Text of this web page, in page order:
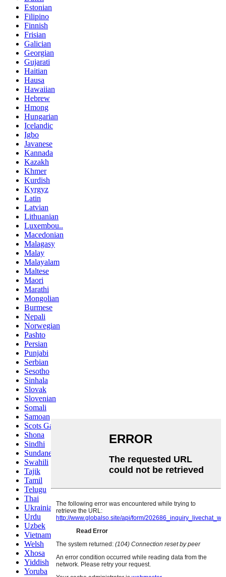
Estonian
Filipino
Finnish
Frisian
Galician
Georgian
Gujarati
Haitian
Hausa
Hawaiian
Hebrew
Hmong
Hungarian
Icelandic
Igbo
Javanese
Kannada
Kazakh
Khmer
Kurdish
Kyrgyz
Latin
Latvian
Lithuanian
Luxembou..
Macedonian
Malagasy
Malay
Malayalam
Maltese
Maori
Marathi
Mongolian
Burmese
Nepali
Norwegian
Pashto
Persian
Punjabi
Serbian
Sesotho
Sinhala
Slovak
Slovenian
Somali
Samoan
Scots Gaelic
Shona
Sindhi
Sundanese
Swahili
Tajik
Tamil
Telugu
Thai
Ukrainian
Urdu
Uzbek
Vietnamese
Welsh
Xhosa
Yiddish
Yoruba